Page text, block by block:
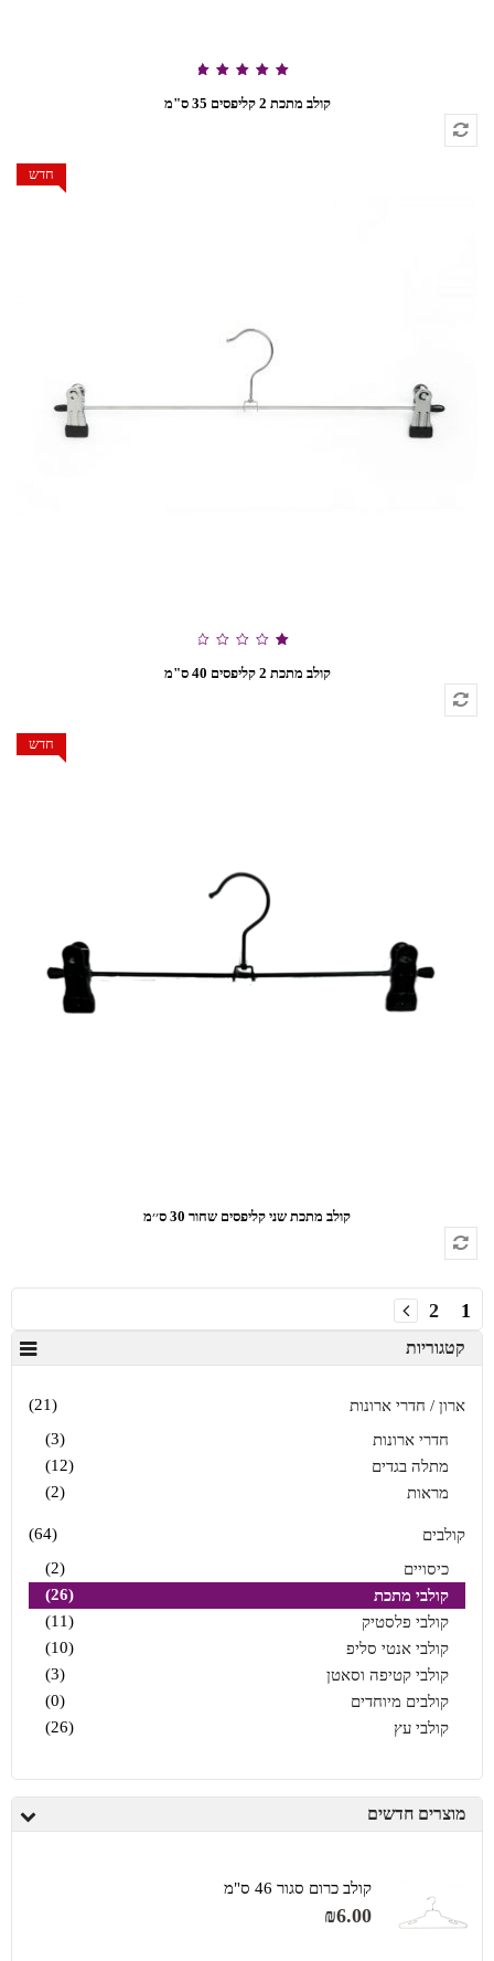
דורג 5.00
מתוך 5
קולב מתכת 2 קליפסים 35 ס"מ
חדש
דורג
1.00
קולב מתכת 2 קליפסים 40 ס"מ
חדש
קולב מתכת שני קליפסים שחור 30 ס׳׳מ
1
2
קטגוריות
ארון / חדרי ארונות
(21)
חדרי ארונות
(3)
מתלה בגדים
(12)
מראות
(2)
קולבים
(64)
כיסויים
(2)
קולבי מתכת
(26)
קולבי פלסטיק
(11)
קולבי אנטי סליפ
(10)
קולבי קטיפה וסאטן
(3)
קולבים מיוחדים
(0)
קולבי עץ
(26)
מוצרים חדשים
קולב כרום סגור 46 ס"מ
₪6.00